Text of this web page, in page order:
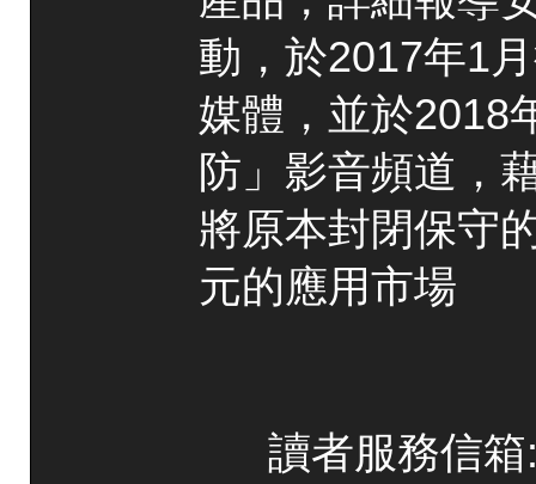
動，於2017年1
媒體，並於2018
防」影音頻道，
將原本封閉保守
元的應用市場
讀者服務信